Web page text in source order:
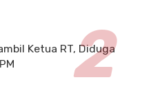
Ketua RT, Diduga